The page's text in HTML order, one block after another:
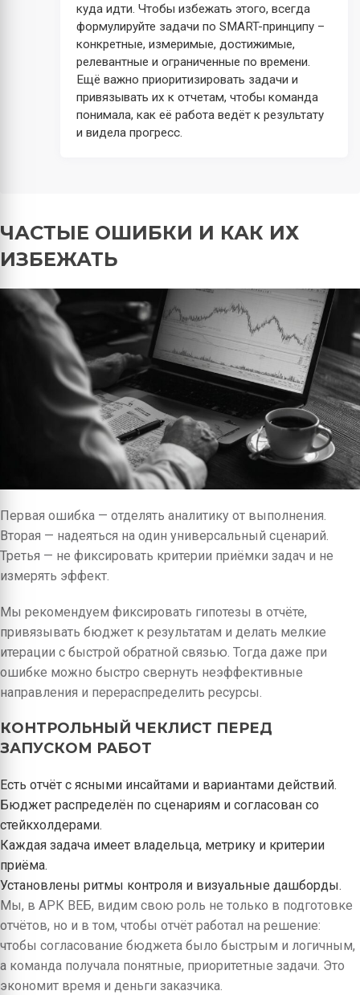
куда идти. Чтобы избежать этого, всегда
формулируйте задачи по SMART-принципу –
конкретные, измеримые, достижимые,
релевантные и ограниченные по времени.
Ещё важно приоритизировать задачи и
привязывать их к отчетам, чтобы команда
понимала, как её работа ведёт к результату
и видела прогресс.
ЧАСТЫЕ ОШИБКИ И КАК ИХ
ИЗБЕЖАТЬ
Первая ошибка — отделять аналитику от выполнения.
Вторая — надеяться на один универсальный сценарий.
Третья — не фиксировать критерии приёмки задач и не
измерять эффект.
Мы рекомендуем фиксировать гипотезы в отчёте,
привязывать бюджет к результатам и делать мелкие
итерации с быстрой обратной связью. Тогда даже при
ошибке можно быстро свернуть неэффективные
направления и перераспределить ресурсы.
КОНТРОЛЬНЫЙ ЧЕКЛИСТ ПЕРЕД
ЗАПУСКОМ РАБОТ
Есть отчёт с ясными инсайтами и вариантами действий.
Бюджет распределён по сценариям и согласован со
стейкхолдерами.
Каждая задача имеет владельца, метрику и критерии
приёма.
Установлены ритмы контроля и визуальные дашборды.
Мы, в АРК ВЕБ, видим свою роль не только в подготовке
отчётов, но и в том, чтобы отчёт работал на решение:
чтобы согласование бюджета было быстрым и логичным,
а команда получала понятные, приоритетные задачи. Это
экономит время и деньги заказчика.